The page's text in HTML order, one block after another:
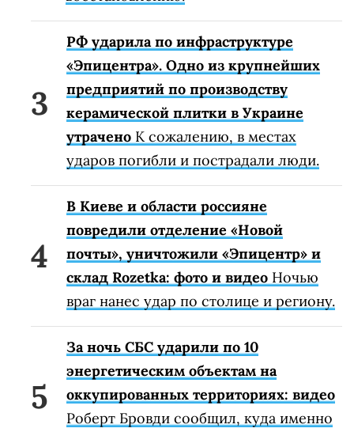
РФ ударила по инфраструктуре
«Эпицентра». Одно из крупнейших
предприятий по производству
керамической плитки в Украине
утрачено К сожалению, в местах
ударов погибли и пострадали люди.
В Киеве и области россияне
повредили отделение «Новой
почты», уничтожили «Эпицентр» и
склад Rozetka: фото и видео Ночью
враг нанес удар по столице и региону.
За ночь СБС ударили по 10
энергетическим объектам на
оккупированных территориях: видео
Роберт Бровди сообщил, куда именно